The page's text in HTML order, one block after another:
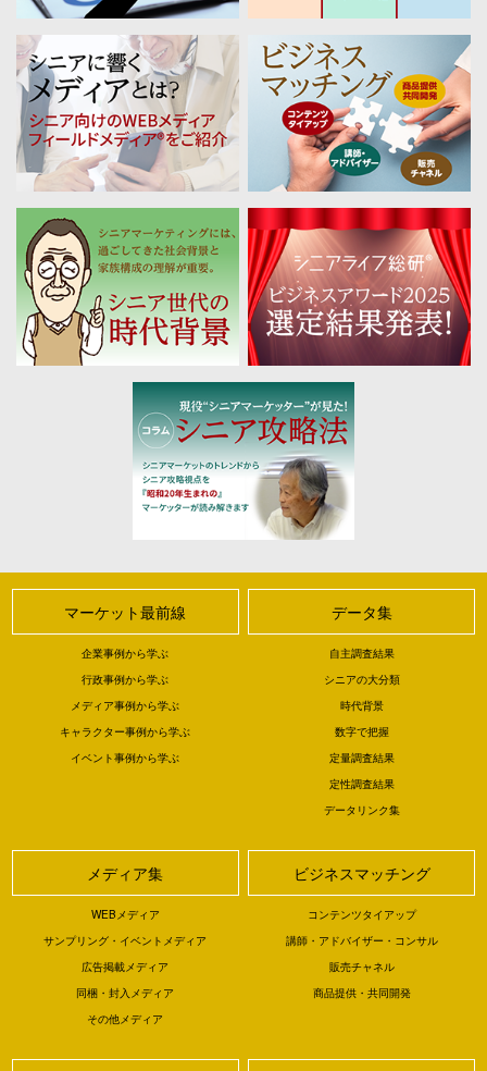
マーケット最前線
企業事例から学ぶ
行政事例から学ぶ
メディア事例から学ぶ
キャラクター事例から学ぶ
イベント事例から学ぶ
データ集
自主調査結果
シニアの大分類
時代背景
数字で把握
定量調査結果
定性調査結果
データリンク集
メディア集
WEBメディア
サンプリング・イベントメディア
広告掲載メディア
同梱・封入メディア
その他メディア
ビジネスマッチング
コンテンツタイアップ
講師・アドバイザー・コンサル
販売チャネル
商品提供・共同開発